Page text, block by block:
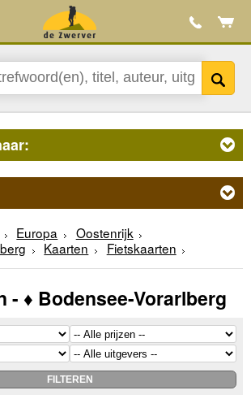
Europa
Oostenrijk
Kaarten Fietskaarten
- ♦ Bodensee-Vorarlberg